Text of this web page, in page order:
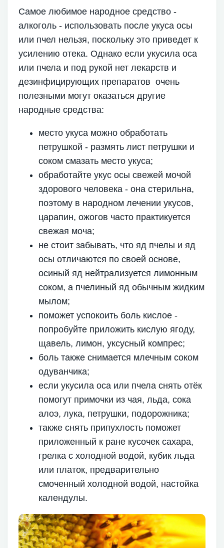
Самое любимое народное средство -
алкоголь - использовать после укуса осы
или пчел нельзя, поскольку это приведет к
усилению отека. Однако если укусила оса
или пчела и под рукой нет лекарств и
дезинфицирующих препаратов очень
полезными могут оказаться другие
народные средства:
место укуса можно обработать
петрушкой - размять лист петрушки и
соком смазать место укуса;
обработайте укус осы свежей мочой
здорового человека - она стерильна,
поэтому в народном лечении укусов,
царапин, ожогов часто практикуется
свежая моча;
не стоит забывать, что яд пчелы и яд
осы отличаются по своей основе,
осиный яд нейтрализуется лимонным
соком, а пчелиный яд обычным жидким
мылом;
поможет успокоить боль кислое -
попробуйте приложить кислую ягоду,
щавель, лимон, уксусный компрес;
боль также снимается млечным соком
одуванчика;
если укусила оса или пчела снять отёк
помогут примочки из чая, льда, сока
алоэ, лука, петрушки, подорожника;
также снять припухлость поможет
приложенный к ране кусочек сахара,
грелка с холодной водой, кубик льда
или платок, предварительно
смоченный холодной водой, настойка
календулы.